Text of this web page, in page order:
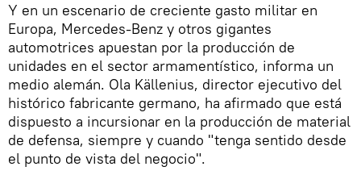
Y en un escenario de creciente gasto militar en
Europa, Mercedes-Benz y otros gigantes
automotrices apuestan por la producción de
unidades en el sector armamentístico, informa un
medio alemán. Ola Källenius, director ejecutivo del
histórico fabricante germano, ha afirmado que está
dispuesto a incursionar en la producción de material
de defensa, siempre y cuando "tenga sentido desde
el punto de vista del negocio".